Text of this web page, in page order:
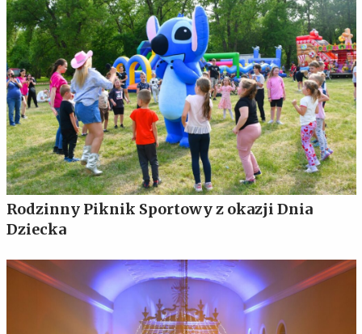
Rodzinny Piknik Sportowy z okazji Dnia
Dziecka